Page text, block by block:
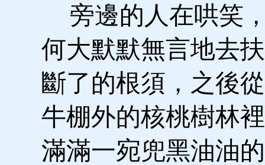
旁邊的人在哄笑
何大默默無言地去
斷了的根須，之後
牛棚外的核桃樹林
滿滿一宛兜黑油油